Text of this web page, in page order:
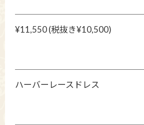
¥11,550 (税抜き¥10,500)
ハーバーレースドレス